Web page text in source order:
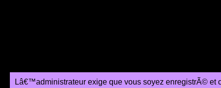
Lâ€™administrateur exige que vous soyez enregistrÃ©